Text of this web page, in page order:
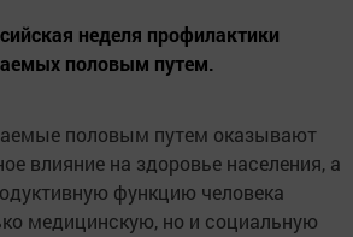
неделя профилактики
половым путем.
половым путем оказывают
влияние на здоровье населения, а
функцию человека
медицинскую, но и социальную